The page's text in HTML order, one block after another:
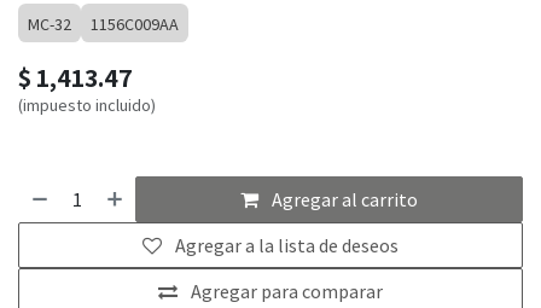
MC-32 1156C009AA
$ 1,413.47
(impuesto incluido)
Agregar al carrito
Agregar para comparar
Agregar a la lista de deseos